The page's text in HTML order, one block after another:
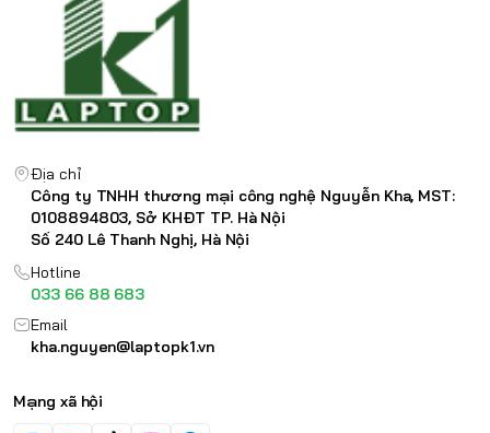
Địa chỉ
Công ty TNHH thương mại công nghệ Nguyễn Kha, MST:
0108894803, Sở KHĐT TP. Hà Nội
Số 240 Lê Thanh Nghị, Hà Nội
Hotline
033 66 88 683
Email
kha.nguyen@laptopk1.vn
Mạng xã hội